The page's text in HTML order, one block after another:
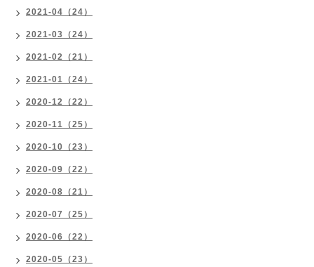
2021-04（24）
2021-03（24）
2021-02（21）
2021-01（24）
2020-12（22）
2020-11（25）
2020-10（23）
2020-09（22）
2020-08（21）
2020-07（25）
2020-06（22）
2020-05（23）